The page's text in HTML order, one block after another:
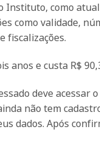
Instituto, como
como validade,
fiscalizações.
anos e custa R$
deve acessar
não tem
dados. Após